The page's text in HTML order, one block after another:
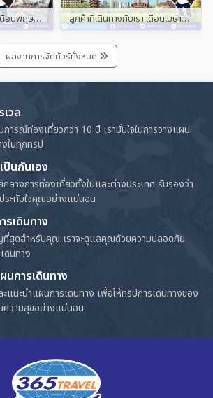
ลูกค้าที่เดินทางกับเรา เดือนพฤษภาคม และมิถุนายน 2567 ลูกค้าที่เดินทางกับเรา เดือนเมษายน 2567
ผลงานการจัดทัวร์ทั้งหมด
วล
การณ์ท่องเที่ยวกว่า 10 ปี เรามั่นใจในการวางแผน
ในทุกทริป
ป็นกันเอง
กลางการท่องเที่ยวทั้งในและต่างประเทศ รับรองว่า
ระทับใจคุณอย่างแน่นอน
รเดินทาง
สุดสำหรับคุณ เราจะดูแลคุณด้วยความปลอดภัย
ดินทาง
นการเดินทาง
ะแนะนำแผนการเดินทาง เพื่อให้ทริปการเดินทางของ
ความสุขอย่างแน่นอน